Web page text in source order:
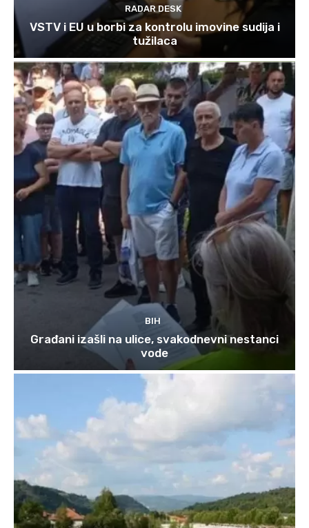
RADAR DESK
VSTV i EU u borbi za kontrolu imovine sudija i
tužilaca
BIH
Građani izašli na ulice, svakodnevni nestanci
vode